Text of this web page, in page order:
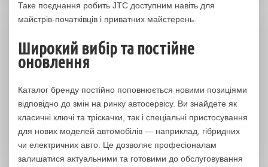
Таке поєднання робить JTC доступним навіть для
майстрів-початківців і приватних майстерень.
Широкий вибір та постійне
оновлення
Каталог бренду постійно поповнюється новими позиціями
відповідно до змін на ринку автосервісу. Ви знайдете як
класичні ключі та тріскачки, так і спеціальні пристосування
для нових моделей автомобілів — наприклад, гібридних
чи електричних авто. Це дозволяє професіоналам
залишатися актуальними та готовими до обслуговування